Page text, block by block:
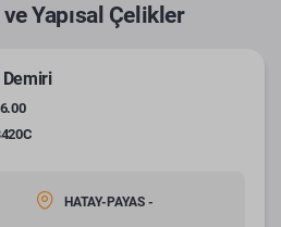
Yapısal Çelikler
HATAY-PAYAS -